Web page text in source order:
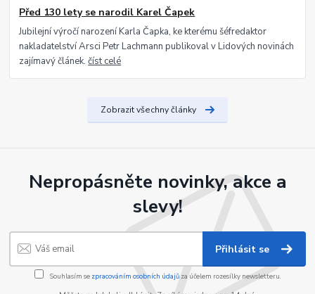
Před 130 lety se narodil Karel Čapek
Jubilejní výročí narození Karla Čapka, ke kterému šéfredaktor
nakladatelství Arsci Petr Lachmann publikoval v Lidových novinách
zajímavý článek.číst celé
Zobrazit všechny články
Nepropásněte novinky, akce a
slevy!
Přihlásit se
Souhlasím se zpracováním osobních údajůza účelem rozesílky newsletteru.